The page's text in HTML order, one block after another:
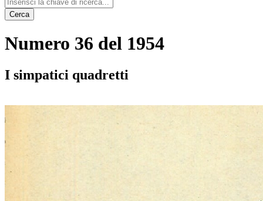
Cerca
Numero 36 del 1954
I simpatici quadretti